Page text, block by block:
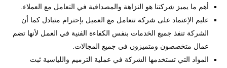
أهم ما يميز شركتنا هو النزاهة والمصداقية في التعامل مع العملاء.
عليم الإعتماد على شركة تتعامل مع العميل بإحترام متبادل كما أن
الشركة تنفذ جميع الخدمات بنفس الكفاءة الفنية في العمل لأنها تضم
عمال متخصصون ومتميزون في جميع المجالات.
المواد التي تستخدمها الشركة في عملية الترميم واللياسية ثبت